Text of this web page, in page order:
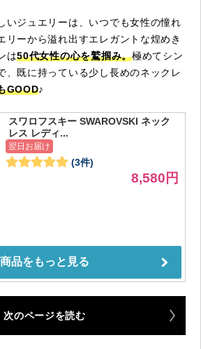
いジュエリーは、いつでも女性の憧れ
リーから溢れ出すエレガントな煌めき
は50代女性の心を鷲掴み。極めてシン
、既に持っている少し長めのネックレ
GOOD♪
次のページを読む